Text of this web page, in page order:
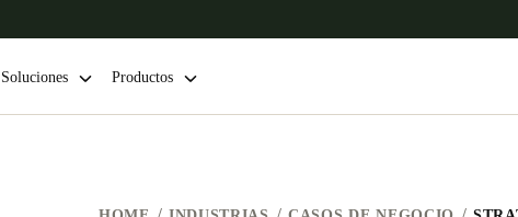
Soluciones Productos